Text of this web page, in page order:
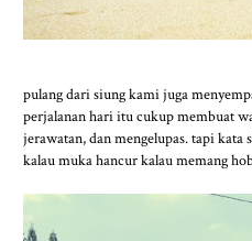
pulang dari siung kami juga
perjalanan hari itu cukup membuat
jerawatan, dan mengelupas. tapi kata
kalau muka hancur kalau memang